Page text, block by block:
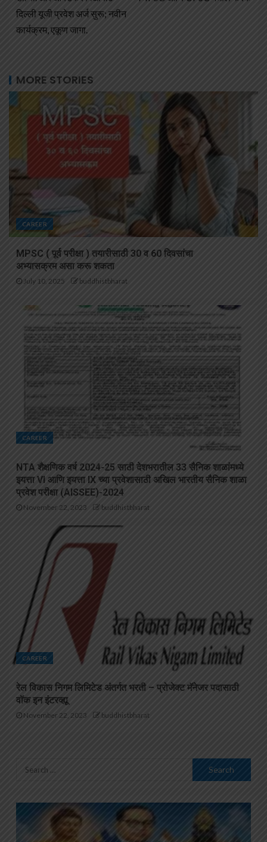
दिल्ली यूजी प्रवेश अर्ज सुरू; नवीन
कार्यक्रम, एकूण जागा.
MORE STORIES
CAREER
MPSC ( पूर्व परीक्षा ) तयारीसाठी 30 व 60 दिवसांचा
अभ्यासक्रम असा करू शकता
July 10, 2025 buddhistbharat
CAREER
NTA शैक्षणिक वर्ष 2024-25 साठी देशभरातील 33 सैनिक शाळांमध्ये
इयत्ता VI आणि इयत्ता IX च्या प्रवेशासाठी अखिल भारतीय सैनिक शाळा
प्रवेश परीक्षा (AISSEE)-2024
November 22, 2023 buddhistbharat
CAREER
रेल विकास निगम लिमिटेड अंतर्गत भरती – प्रोजेक्ट मॅनेजर पदासाठी
वॉक इन इंटरव्ह्यू
November 22, 2023 buddhistbharat